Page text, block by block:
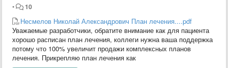
•
10
Несмелов Николай Александрович План лечения....pdf
Уважаемые разработчики, обратите внимание как для пациента
хорошо расписан план лечения, коллеги нужна ваша поддержка
потому что 100% увеличит продажи комплексных планов
лечения. Прикрепляю план лечения как